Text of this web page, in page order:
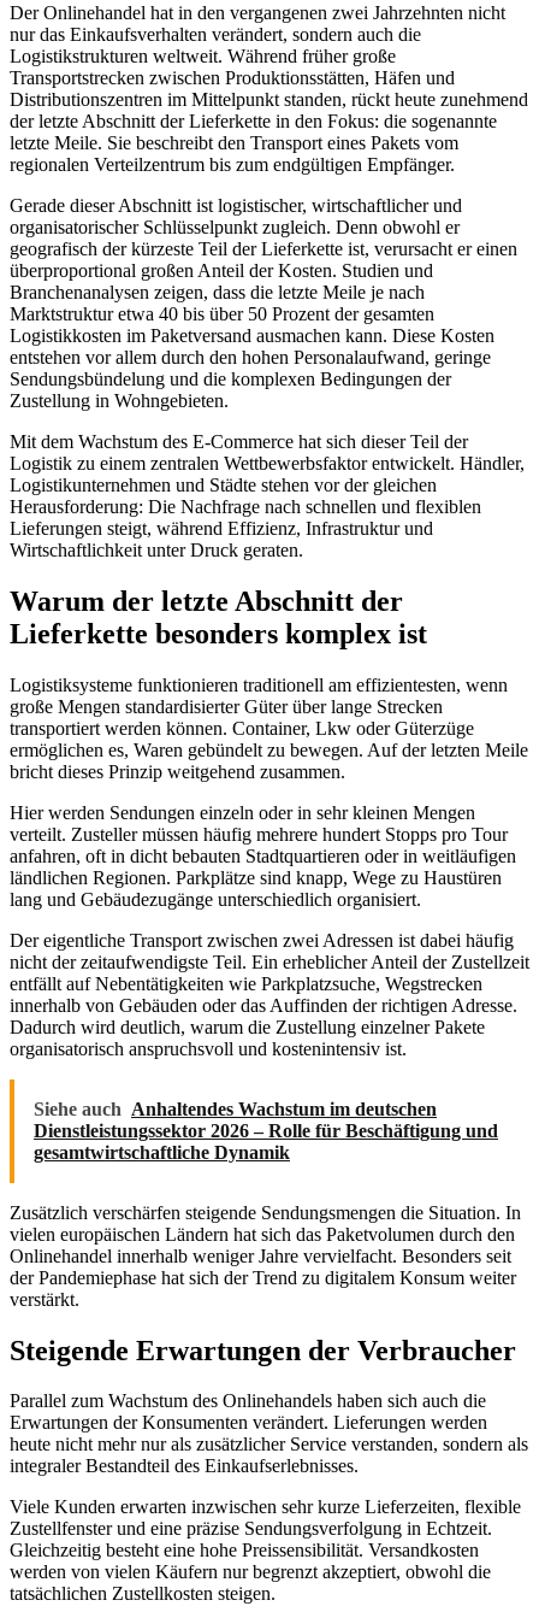
Der Onlinehandel hat in den vergangenen zwei Jahrzehnten nicht
nur das Einkaufsverhalten verändert, sondern auch die
Logistikstrukturen weltweit. Während früher große
Transportstrecken zwischen Produktionsstätten, Häfen und
Distributionszentren im Mittelpunkt standen, rückt heute zunehmend
der letzte Abschnitt der Lieferkette in den Fokus: die sogenannte
letzte Meile. Sie beschreibt den Transport eines Pakets vom
regionalen Verteilzentrum bis zum endgültigen Empfänger.
Gerade dieser Abschnitt ist logistischer, wirtschaftlicher und
organisatorischer Schlüsselpunkt zugleich. Denn obwohl er
geografisch der kürzeste Teil der Lieferkette ist, verursacht er einen
überproportional großen Anteil der Kosten. Studien und
Branchenanalysen zeigen, dass die letzte Meile je nach
Marktstruktur etwa 40 bis über 50 Prozent der gesamten
Logistikkosten im Paketversand ausmachen kann. Diese Kosten
entstehen vor allem durch den hohen Personalaufwand, geringe
Sendungsbündelung und die komplexen Bedingungen der
Zustellung in Wohngebieten.
Mit dem Wachstum des E-Commerce hat sich dieser Teil der
Logistik zu einem zentralen Wettbewerbsfaktor entwickelt. Händler,
Logistikunternehmen und Städte stehen vor der gleichen
Herausforderung: Die Nachfrage nach schnellen und flexiblen
Lieferungen steigt, während Effizienz, Infrastruktur und
Wirtschaftlichkeit unter Druck geraten.
Warum der letzte Abschnitt der
Lieferkette besonders komplex ist
Logistiksysteme funktionieren traditionell am effizientesten, wenn
große Mengen standardisierter Güter über lange Strecken
transportiert werden können. Container, Lkw oder Güterzüge
ermöglichen es, Waren gebündelt zu bewegen. Auf der letzten Meile
bricht dieses Prinzip weitgehend zusammen.
Hier werden Sendungen einzeln oder in sehr kleinen Mengen
verteilt. Zusteller müssen häufig mehrere hundert Stopps pro Tour
anfahren, oft in dicht bebauten Stadtquartieren oder in weitläufigen
ländlichen Regionen. Parkplätze sind knapp, Wege zu Haustüren
lang und Gebäudezugänge unterschiedlich organisiert.
Der eigentliche Transport zwischen zwei Adressen ist dabei häufig
nicht der zeitaufwendigste Teil. Ein erheblicher Anteil der Zustellzeit
entfällt auf Nebentätigkeiten wie Parkplatzsuche, Wegstrecken
innerhalb von Gebäuden oder das Auffinden der richtigen Adresse.
Dadurch wird deutlich, warum die Zustellung einzelner Pakete
organisatorisch anspruchsvoll und kostenintensiv ist.
Siehe auch Anhaltendes Wachstum im deutschen
Dienstleistungssektor 2026 – Rolle für Beschäftigung und
gesamtwirtschaftliche Dynamik
Zusätzlich verschärfen steigende Sendungsmengen die Situation. In
vielen europäischen Ländern hat sich das Paketvolumen durch den
Onlinehandel innerhalb weniger Jahre vervielfacht. Besonders seit
der Pandemiephase hat sich der Trend zu digitalem Konsum weiter
verstärkt.
Steigende Erwartungen der Verbraucher
Parallel zum Wachstum des Onlinehandels haben sich auch die
Erwartungen der Konsumenten verändert. Lieferungen werden
heute nicht mehr nur als zusätzlicher Service verstanden, sondern als
integraler Bestandteil des Einkaufserlebnisses.
Viele Kunden erwarten inzwischen sehr kurze Lieferzeiten, flexible
Zustellfenster und eine präzise Sendungsverfolgung in Echtzeit.
Gleichzeitig besteht eine hohe Preissensibilität. Versandkosten
werden von vielen Käufern nur begrenzt akzeptiert, obwohl die
tatsächlichen Zustellkosten steigen.